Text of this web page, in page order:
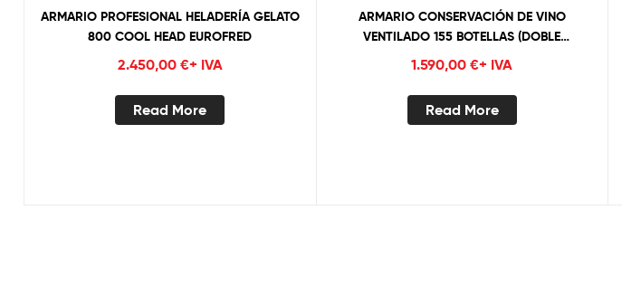
ARMARIO PROFESIONAL HELADERÍA GELATO
800 COOL HEAD EUROFRED
2.450,00 €+ IVA
Read More
ARMARIO CONSERVACIÓN DE VINO
VENTILADO 155 BOTELLAS (DOBLE
TEMPERATURA) TFW 365-2 EUROFRED
1.590,00€+ IVA
Read More